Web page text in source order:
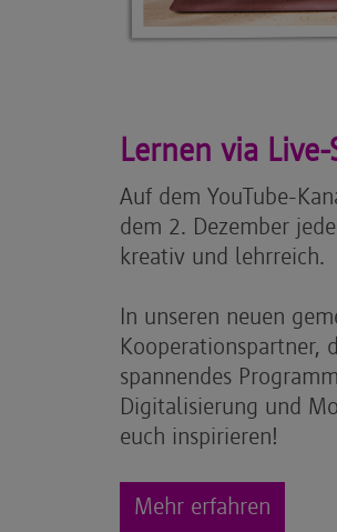
Lernen via
Auf dem YouTube-
dem 2. Dezember
kreativ und lehrreich.
In unseren neuen
Kooperationspartner,
spannendes
Digitalisierung und
euch inspirieren!
Mehr erfahren